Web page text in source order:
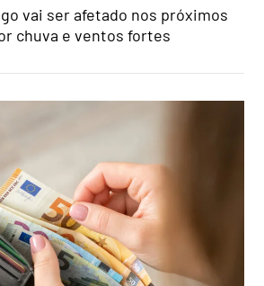
vai ser afetado nos próximos
chuva e ventos fortes